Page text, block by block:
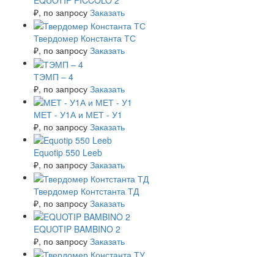
₽, по запросу Заказать
Твердомер Константа ТС
₽, по запросу Заказать
ТЭМП – 4
₽, по запросу Заказать
МЕТ - У1А и МЕТ - У1
₽, по запросу Заказать
Equotip 550 Leeb
₽, по запросу Заказать
Твердомер Контстанта ТД
₽, по запросу Заказать
EQUOTIP BAMBINO 2
₽, по запросу Заказать